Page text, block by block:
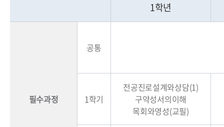
1학년
필수과정
공통
1학기
전공진로설계와상담(1)
구약성서의이해
목회와영성(교필)